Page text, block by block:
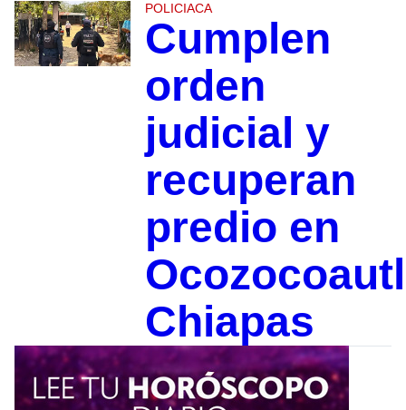
POLICIACA
Cumplen
orden
judicial y
recuperan
predio en
Chiapas